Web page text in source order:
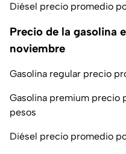
Diésel precio promedio
Precio de la gasolina
noviembre
Gasolina regular precio
Gasolina premium precio
pesos
Diésel precio promedio